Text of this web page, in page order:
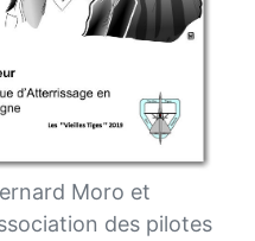
Moro et
des pilotes